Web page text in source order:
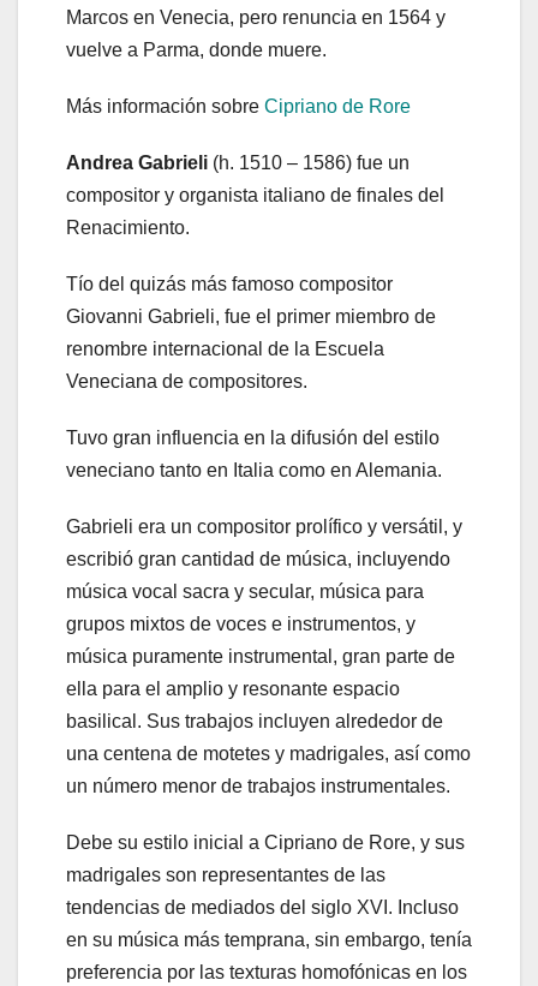
Marcos en Venecia, pero renuncia en 1564 y
vuelve a Parma, donde muere.
Más información sobre Cipriano de Rore
Andrea Gabrieli (h. 1510 – 1586) fue un
compositor y organista italiano de finales del
Renacimiento.
Tío del quizás más famoso compositor
Giovanni Gabrieli, fue el primer miembro de
renombre internacional de la Escuela
Veneciana de compositores.
Tuvo gran influencia en la difusión del estilo
veneciano tanto en Italia como en Alemania.
Gabrieli era un compositor prolífico y versátil, y
escribió gran cantidad de música, incluyendo
música vocal sacra y secular, música para
grupos mixtos de voces e instrumentos, y
música puramente instrumental, gran parte de
ella para el amplio y resonante espacio
basilical. Sus trabajos incluyen alrededor de
una centena de motetes y madrigales, así como
un número menor de trabajos instrumentales.
Debe su estilo inicial a Cipriano de Rore, y sus
madrigales son representantes de las
tendencias de mediados del siglo XVI. Incluso
en su música más temprana, sin embargo, tenía
preferencia por las texturas homofónicas en los